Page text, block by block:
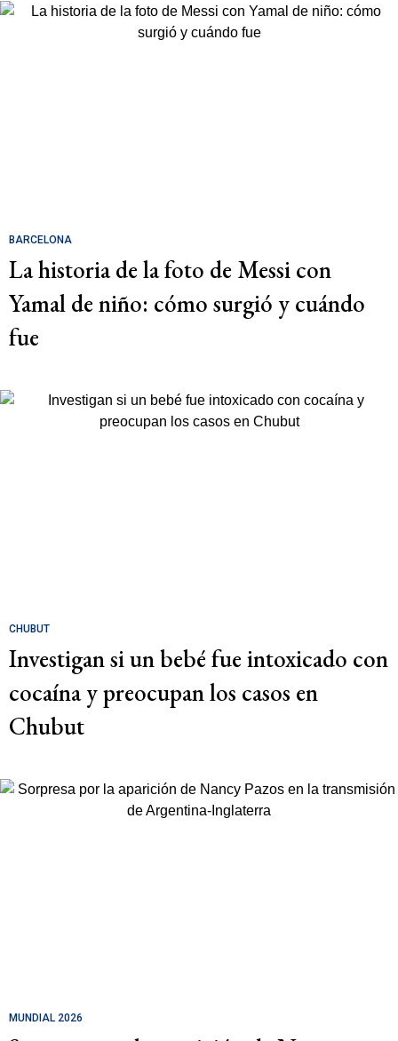
BARCELONA
La historia de la foto de Messi con
Yamal de niño: cómo surgió y cuándo
fue
CHUBUT
Investigan si un bebé fue intoxicado con
cocaína y preocupan los casos en
Chubut
MUNDIAL 2026